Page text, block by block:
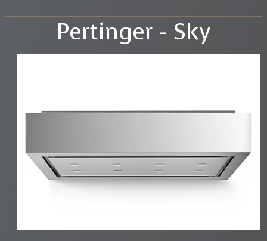
Galerie▼
Pertinger - Sky